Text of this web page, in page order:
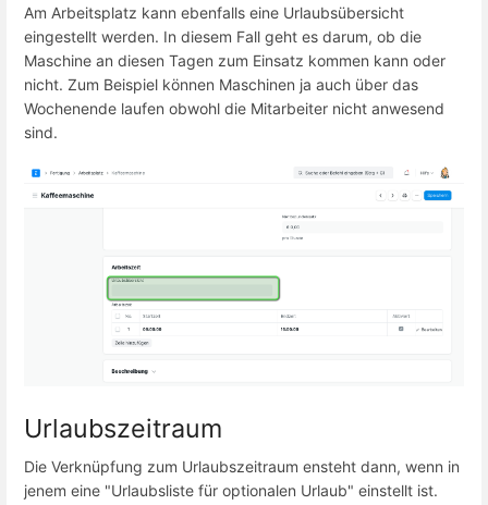
Am Arbeitsplatz kann ebenfalls eine Urlaubsübersicht
eingestellt werden. In diesem Fall geht es darum, ob die
Maschine an diesen Tagen zum Einsatz kommen kann oder
nicht. Zum Beispiel können Maschinen ja auch über das
Wochenende laufen obwohl die Mitarbeiter nicht anwesend
sind.
Urlaubszeitraum
Die Verknüpfung zum Urlaubszeitraum ensteht dann, wenn in
jenem eine "Urlaubsliste für optionalen Urlaub" einstellt ist.